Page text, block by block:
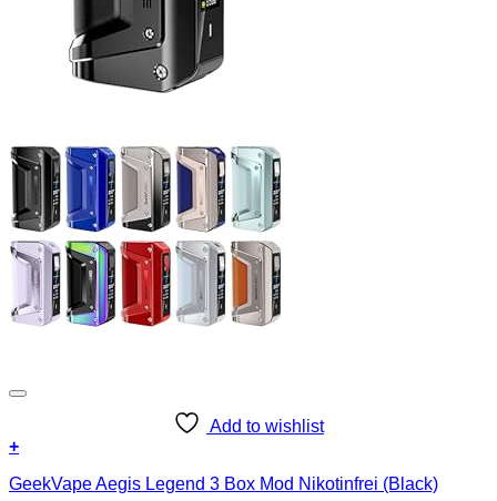
Add to wishlist
+
GeekVape Aegis Legend 3 Box Mod Nikotinfrei (Black)